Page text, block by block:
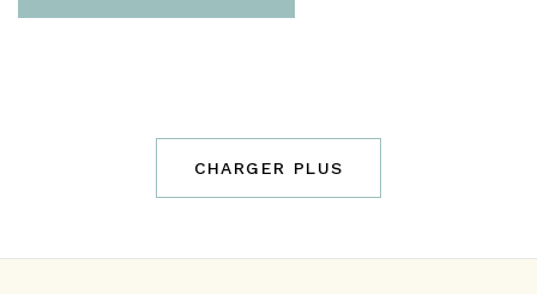
CHARGER PLUS